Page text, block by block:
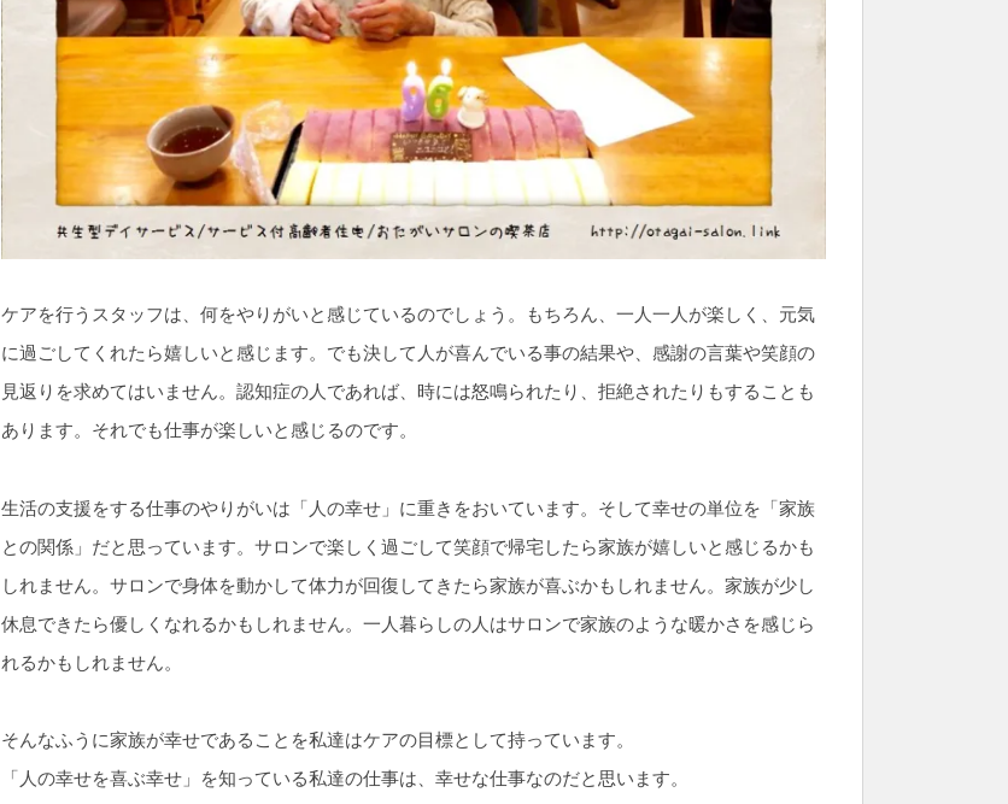
ケアを行うスタッフは、何をやりがいと感じているのでしょう。もちろん、一人一人が楽しく、元気
に過ごしてくれたら嬉しいと感じます。でも決して人が喜んでいる事の結果や、感謝の言葉や笑顔の
見返りを求めてはいません。認知症の人であれば、時には怒鳴られたり、拒絶されたりもすることも
あります。それでも仕事が楽しいと感じるのです。
生活の支援をする仕事のやりがいは「人の幸せ」に重きをおいています。そして幸せの単位を「家族
との関係」だと思っています。サロンで楽しく過ごして笑顔で帰宅したら家族が嬉しいと感じるかも
しれません。サロンで身体を動かして体力が回復してきたら家族が喜ぶかもしれません。家族が少し
休息できたら優しくなれるかもしれません。一人暮らしの人はサロンで家族のような暖かさを感じら
れるかもしれません。
そんなふうに家族が幸せであることを私達はケアの目標として持っています。
「人の幸せを喜ぶ幸せ」を知っている私達の仕事は、幸せな仕事なのだと思います。